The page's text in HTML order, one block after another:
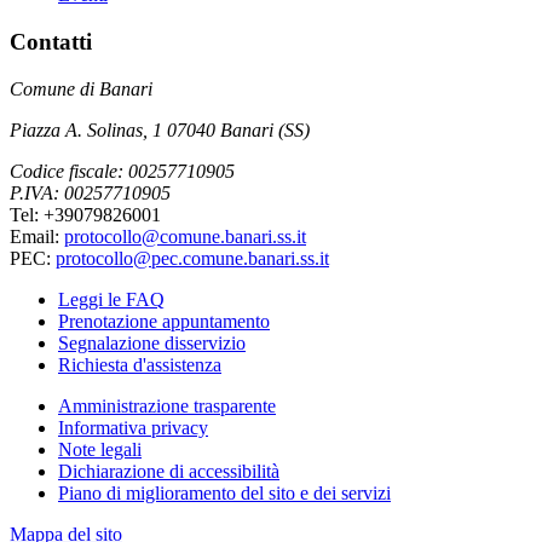
Contatti
Comune di Banari
Piazza A. Solinas, 1 07040 Banari (SS)
Codice fiscale: 00257710905
P.IVA: 00257710905
Tel: +39079826001
Email: protocollo@comune.banari.ss.it
PEC: protocollo@pec.comune.banari.ss.it
Leggi le FAQ
Prenotazione appuntamento
Segnalazione disservizio
Richiesta d'assistenza
Amministrazione trasparente
Informativa privacy
Note legali
Dichiarazione di accessibilità
Piano di miglioramento del sito e dei servizi
Mappa del sito